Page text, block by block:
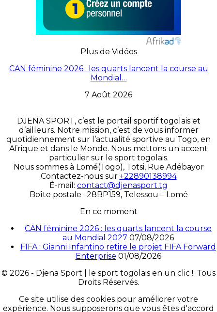
Plus de Vidéos
CAN féminine 2026 : les quarts lancent la course au
Mondial…
7 Août 2026
DJENA SPORT, c’est le portail sportif togolais et
d’ailleurs. Notre mission, c’est de vous informer
quotidiennement sur l’actualité sportive au Togo, en
Afrique et dans le Monde. Nous mettons un accent
particulier sur le sport togolais.
Nous sommes à Lomé(Togo), Totsi, Rue Adébayor
Contactez-nous sur +22890138994
É-mail: contact@djenasport.tg
Boîte postale : 28BP159, Telessou – Lomé
En ce moment
CAN féminine 2026 : les quarts lancent la course
au Mondial 2027 07/08/2026
FIFA : Gianni Infantino retire le projet FIFA Forward
Enterprise 01/08/2026
© 2026 - Djena Sport | le sport togolais en un clic !. Tous
Droits Réservés.
Ce site utilise des cookies pour améliorer votre
expérience. Nous supposerons que vous êtes d'accord